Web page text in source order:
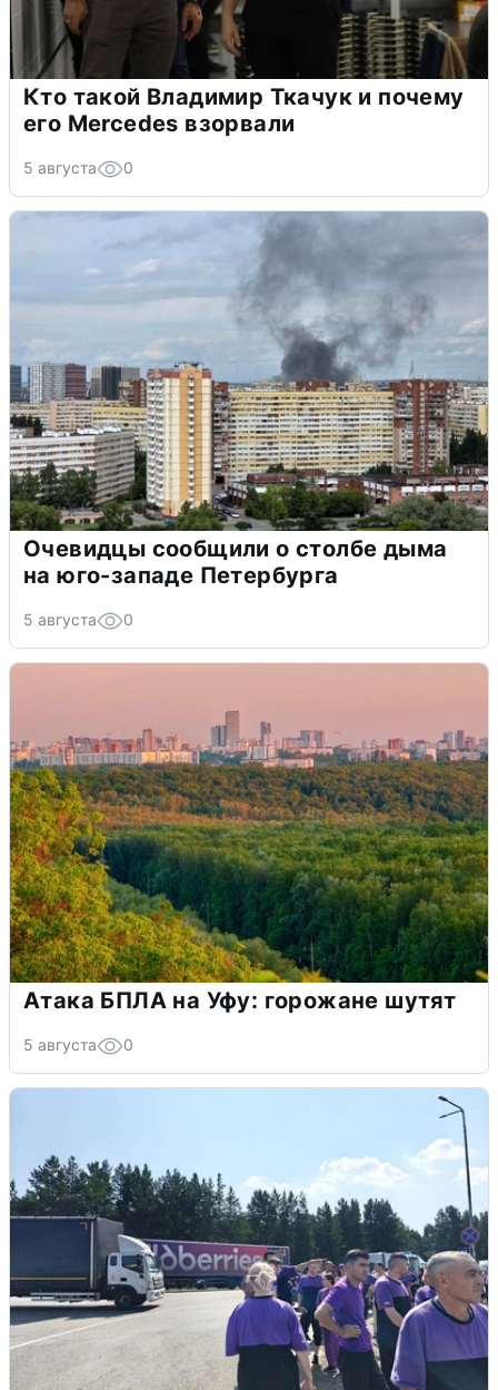
Кто такой Владимир Ткачук и почему
его Mercedes взорвали
5 августа 0
Очевидцы сообщили о столбе дыма
на юго-западе Петербурга
5 августа 0
Атака БПЛА на Уфу: горожане шутят
5 августа 0